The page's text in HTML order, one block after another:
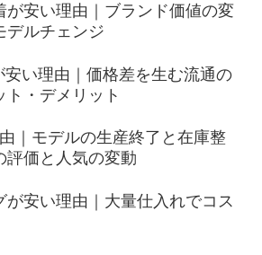
が安い理由｜ブランド価値の変
デルチェンジ
い理由｜価格差を生む流通の
ト・デメリット
｜モデルの生産終了と在庫整
評価と人気の変動
が安い理由｜大量仕入れでコス